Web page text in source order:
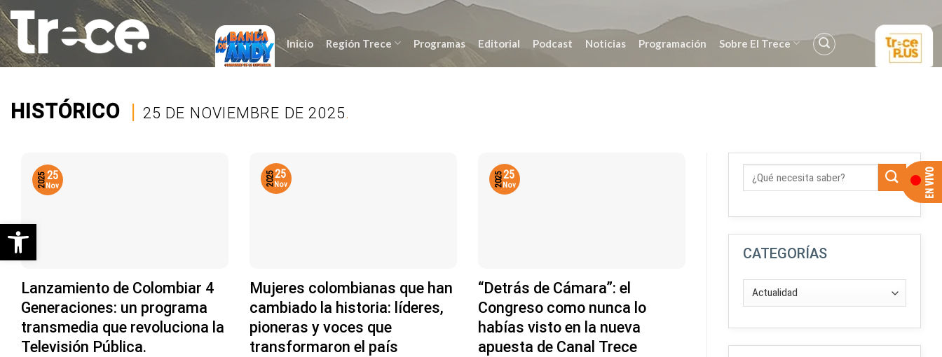
Saltar
al
contenido
Inicio Región Trece Programas Editorial Podcast Noticias Programación Sobre El Trece
HISTÓRICO | 25 DE NOVIEMBRE DE 2025.
Lanzamiento de Colombiar 4
Generaciones: un programa
transmedia que revoluciona la
Televisión Pública.
25
Nov
2025
Mujeres colombianas que han
cambiado la historia: líderes,
pioneras y voces que
transformaron el país
25
Nov
2025
“Detrás de Cámara”: el
Congreso como nunca lo
habías visto en la nueva
apuesta de Canal Trece
25
Nov
2025
CATEGORÍAS
Abrir barra de herramientas